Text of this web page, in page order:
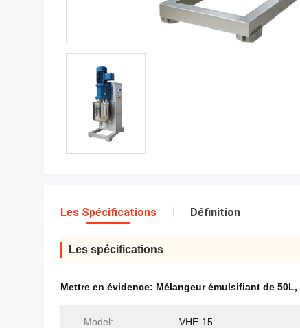
Les Spécifications Définition
Les spécifications
Mettre en évidence: Mélangeur émulsifiant de 50L,
Model: VHE-15